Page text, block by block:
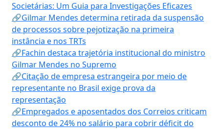
Societárias: Um Guia para Investigações Eficazes
🔗Gilmar Mendes determina retirada da suspensão
de processos sobre pejotização na primeira
instância e nos TRTs
🔗Fachin destaca trajetória institucional do ministro
Gilmar Mendes no Supremo
🔗Citação de empresa estrangeira por meio de
representante no Brasil exige prova da
representação
🔗Empregados e aposentados dos Correios criticam
desconto de 24% no salário para cobrir déficit do